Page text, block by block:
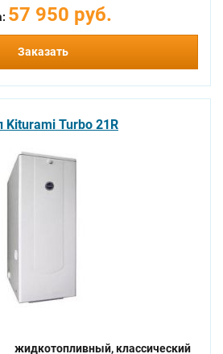
57 950 руб.
Заказать
Kiturami Turbo 21R
жидкотопливный, классический